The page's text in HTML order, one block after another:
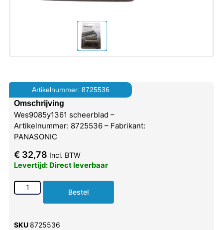
Artikelnummer: 8725536
Omschrijving
Wes9085y1361 scheerblad –
Artikelnummer: 8725536 – Fabrikant:
PANASONIC
€ 32,78 Incl. BTW
Levertijd: Direct leverbaar
Bestel
SKU 8725536